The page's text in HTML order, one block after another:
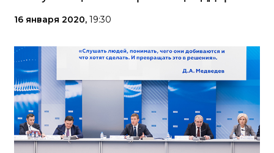
16 января 2020, 19:30